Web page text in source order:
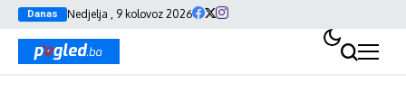
Danas Nedjelja , 9 kolovoz 2026